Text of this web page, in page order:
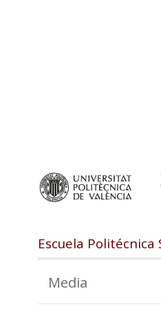
Escuela
Media